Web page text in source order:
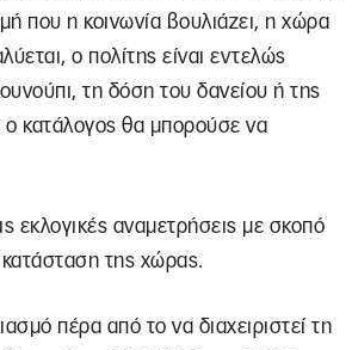
που η κοινωνία βουλιάζει, η χώρα
ο πολίτης είναι εντελώς
τη δόση του δανείου ή της
ο κατάλογος θα μπορούσε να
εκλογικές αναμετρήσεις με σκοπό
της χώρας.
πέρα από το να διαχειριστεί τη